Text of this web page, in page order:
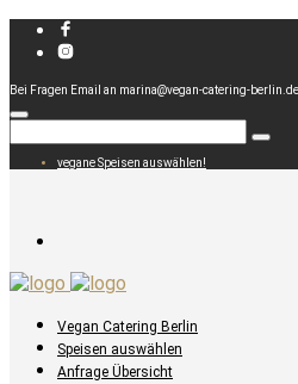
Bei Fragen Email an marina@vegan-catering-berlin.de
vegane Speisen auswählen!
Vegan Catering Berlin
Speisen auswählen
Anfrage Übersicht